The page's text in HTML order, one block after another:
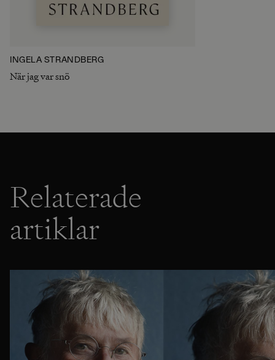
INGELA STRANDBERG
När jag var snö
Relaterade
artiklar